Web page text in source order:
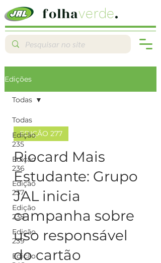
folhaverde.
Edições
Todas
Edição
235
Edição
236
Edição
237
Edição
238
Edição
239
Edição
Todas
EDIÇÃO 277
Riocard Mais
Estudante: Grupo
JAL inicia
campanha sobre
uso responsável
do cartão